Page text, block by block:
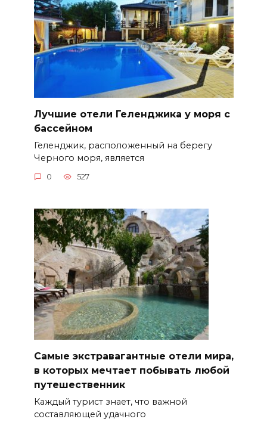
Лучшие отели Геленджика у моря с
бассейном
Геленджик, расположенный на берегу
Черного моря, является
0 527
Самые экстравагантные отели мира,
в которых мечтает побывать любой
путешественник
Каждый турист знает, что важной
составляющей удачного